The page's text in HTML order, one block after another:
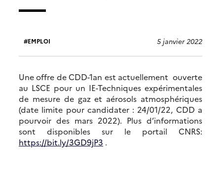
EMPLOI 5 janvier 2022
Une offre de CDD-1an est actuellement ouverte
au LSCE pour un IE-Techniques expérimentales
de mesure de gaz et aérosols atmosphériques
(date limite pour candidater : 24/01/22, CDD a
pourvoir des mars 2022). Plus d’informations
sont disponibles sur le portail CNRS:
https://bit.ly/3GD9jP3 .